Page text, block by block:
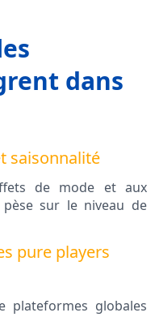
dans
saisonnalité
de mode et aux
sur le niveau de
pure players
plateformes globales